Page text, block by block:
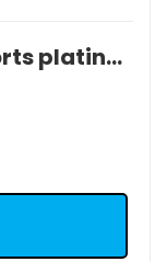
ZE-116P/Renforts et supports platine radio YOKOMO GT4 OCCASION.